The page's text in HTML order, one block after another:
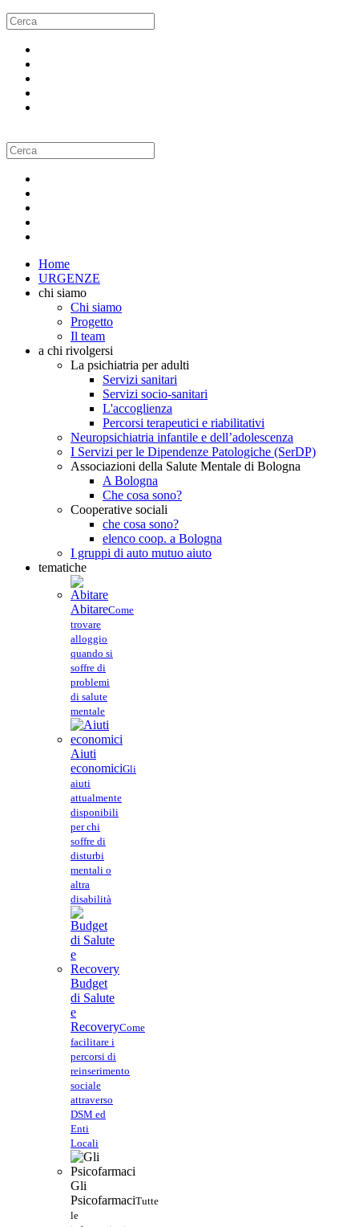
Home
URGENZE
chi siamo
Chi siamo
Progetto
Il team
a chi rivolgersi
La psichiatria per adulti
Servizi sanitari
Servizi socio-sanitari
L'accoglienza
Percorsi terapeutici e riabilitativi
Neuropsichiatria infantile e dell’adolescenza
I Servizi per le Dipendenze Patologiche (SerDP)
Associazioni della Salute Mentale di Bologna
A Bologna
Che cosa sono?
Cooperative sociali
che cosa sono?
elenco coop. a Bologna
I gruppi di auto mutuo aiuto
tematiche
AbitareCome
trovare
alloggio
quando si
soffre di
problemi
di salute
mentale
Aiuti
economiciGli
aiuti
attualmente
disponibili
per chi
soffre di
disturbi
mentali o
altra
disabilità
Budget
di Salute
e
RecoveryCome
facilitare i
percorsi di
reinserimento
sociale
attraverso
DSM ed
Enti
Locali
Gli
PsicofarmaciTutte
le